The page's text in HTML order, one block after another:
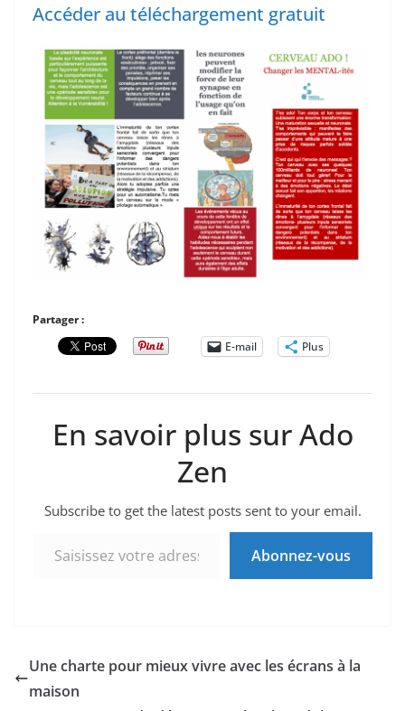
Accéder au téléchargement gratuit
Partager :
E-mail
Plus
En savoir plus sur Ado
Zen
Subscribe to get the latest posts sent to your email.
Abonnez-vous
Une charte pour mieux vivre avec les écrans à la
maison